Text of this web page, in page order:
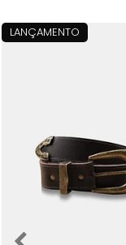
LANÇAMENTO